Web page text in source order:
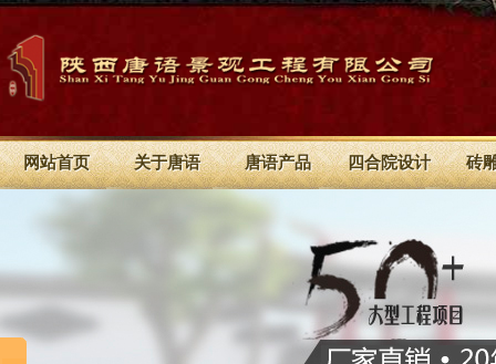
网站首页 关于唐语 唐语产品 四合院设计 砖